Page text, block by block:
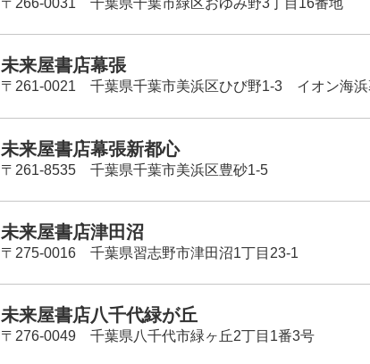
未来屋書店幕張
〒261-0021 千葉県千葉市美浜区ひび野1-3 イオン海浜
未来屋書店幕張新都心
〒261-8535 千葉県千葉市美浜区豊砂1-5
未来屋書店津田沼
〒275-0016 千葉県習志野市津田沼1丁目23-1
未来屋書店八千代緑が丘
〒276-0049 千葉県八千代市緑ヶ丘2丁目1番3号